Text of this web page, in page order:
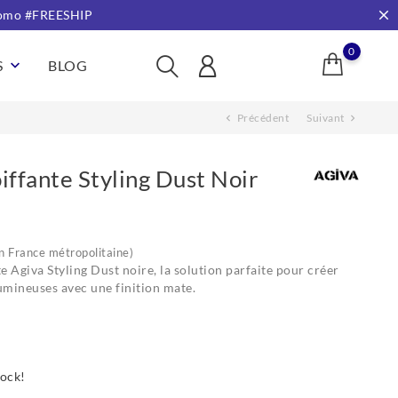
#FREESHIP
keyboard_arrow_down BLOG
0
chevron_left Précédent Suivant chevron_right
Styling Dust Noir
France métropolitaine)
Agiva Styling Dust noire, la solution parfaite pour créer
avec une finition mate.